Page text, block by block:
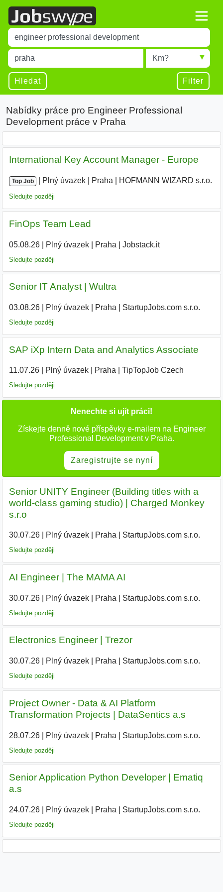
Title
Type 1 or more characters for results.
Místo
Type 1 or more characters for results.
Radius
Hledat Filter
Nabídky práce pro Engineer Professional
Development práce v Praha
International Key Account Manager - Europe
Top Job Plný úvazek Praha HOFMANN WIZARD s.r.o.
Sledujte později
FinOps Team Lead
05.08.26| Plný úvazek| Praha Jobstack.it|
Sledujte později
Senior IT Analyst | Wultra
03.08.26| Plný úvazek| Praha StartupJobs.com s.r.o.
Sledujte později
SAP iXp Intern Data and Analytics Associate
11.07.26| Plný úvazek| Praha TipTopJob Czech
Sledujte později
Nenechte si ujít práci!
Získejte denně nové příspěvky e-mailem na Engineer
Professional Development v Praha.
Zaregistrujte se nyní
Senior UNITY Engineer (Building titles with a
world-class gaming studio) | Charged Monkey
s.r.o
30.07.26| Plný úvazek| Praha StartupJobs.com s.r.o.
Sledujte později
AI Engineer | The MAMA AI
30.07.26| Plný úvazek| Praha StartupJobs.com s.r.o.
Sledujte později
Electronics Engineer | Trezor
30.07.26| Plný úvazek| Praha StartupJobs.com s.r.o.
Sledujte později
Project Owner - Data & AI Platform
Transformation Projects | DataSentics a.s
28.07.26| Plný úvazek| Praha StartupJobs.com s.r.o.
Sledujte později
Senior Application Python Developer | Ematiq
a.s
24.07.26| Plný úvazek| Praha StartupJobs.com s.r.o.
Sledujte později